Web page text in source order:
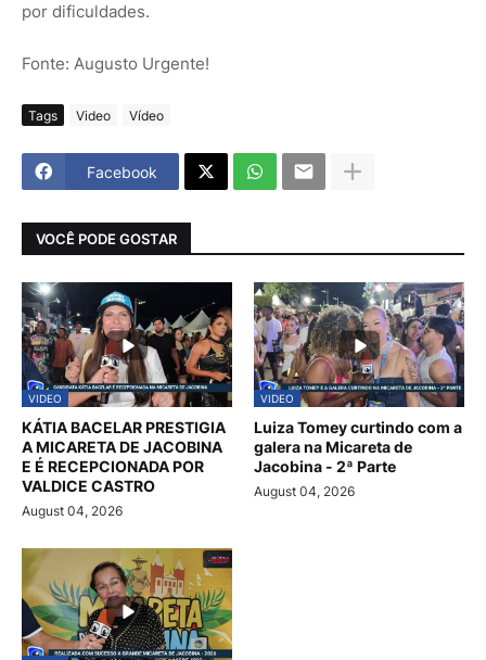
por dificuldades.
Fonte: Augusto Urgente!
Tags Video Vídeo
Facebook
VOCÊ PODE GOSTAR
VIDEO
KÁTIA BACELAR PRESTIGIA
A MICARETA DE JACOBINA
E É RECEPCIONADA POR
VALDICE CASTRO
August 04, 2026
VIDEO
Luiza Tomey curtindo com a
galera na Micareta de
Jacobina - 2ª Parte
August 04, 2026